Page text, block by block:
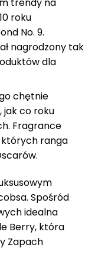
trendy na
roku
No. 9.
nagrodzony tak
dla
chętnie
jak co roku
Fragrance
których ranga
Spośród
idealna
Berry, która
Zapach